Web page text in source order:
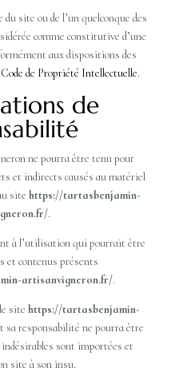
site ou de l’un quelconque des
comme constitutive d’une
aux dispositions des
de Propriété Intellectuelle.
de
ne pourra être tenu pour
et indirects causés au matériel
sitehttps://tartasbenjamin-
.
à l’utilisation qui pourrait être
et contenus présents
artisanvigneron.fr/.
le sitehttps://tartasbenjamin-
sa responsabilité ne pourra être
indésirables sont importées et
site à son insu.